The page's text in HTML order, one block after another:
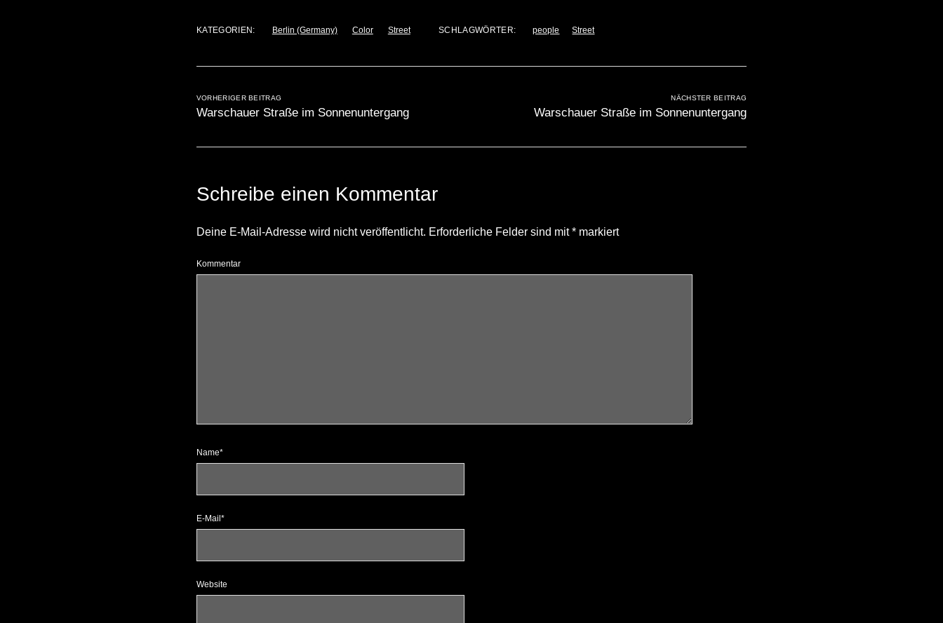
KATEGORIEN: Berlin (Germany) Color Street SCHLAGWÖRTER: people Street
VORHERIGER BEITRAG
Warschauer Straße im Sonnenuntergang
NÄCHSTER BEITRAG
Warschauer Straße im Sonnenuntergang
Schreibe einen Kommentar
Deine E-Mail-Adresse wird nicht veröffentlicht. Erforderliche Felder sind mit*markiert
Kommentar
Name*
E-Mail*
Website